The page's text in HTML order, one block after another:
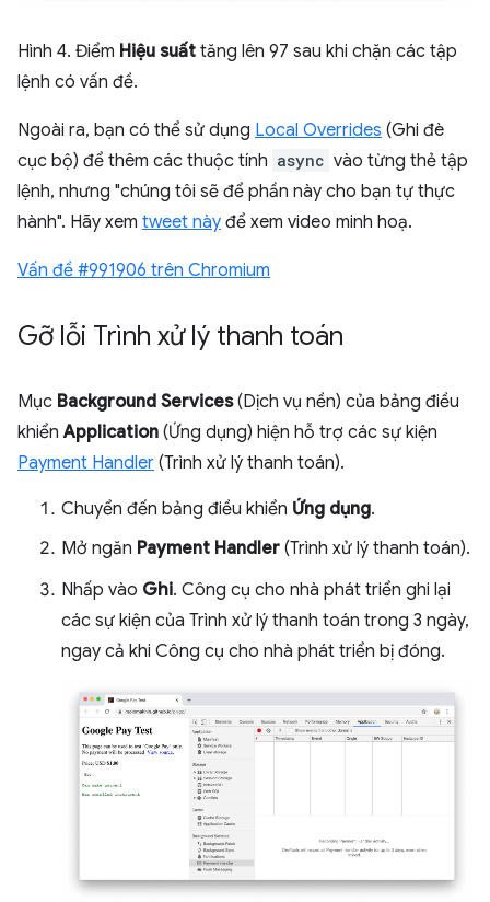
Hình 4. Điểm Hiệu suất tăng lên 97 sau khi chặn các tập
lệnh có vấn đề.
Ngoài ra, bạn có thể sử dụng Local Overrides (Ghi đè
cục bộ) để thêm các thuộc tính async vào từng thẻ tập
lệnh, nhưng "chúng tôi sẽ để phần này cho bạn tự thực
hành". Hãy xem tweet này để xem video minh hoạ.
Vấn đề #991906 trên Chromium
Gỡ lỗi Trình xử lý thanh toán
Mục Background Services(Dịch vụ nền) của bảng điều
khiểnApplication (Ứng dụng) hiện hỗ trợ các sự kiện
Payment Handler (Trình xử lý thanh toán).
Chuyển đến bảng điều khiển Ứng dụng.
Mở ngăn Payment Handler (Trình xử lý thanh toán).
Nhấp vào Ghi. Công cụ cho nhà phát triển ghi lại
các sự kiện của Trình xử lý thanh toán trong 3 ngày,
ngay cả khi Công cụ cho nhà phát triển bị đóng.